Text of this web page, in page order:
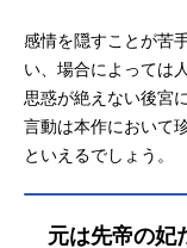
感情を隠すことが苦
い、場合によっては
思惑が絶えない後宮
言動は本作において
といえるでしょう。
元は先帝の妃